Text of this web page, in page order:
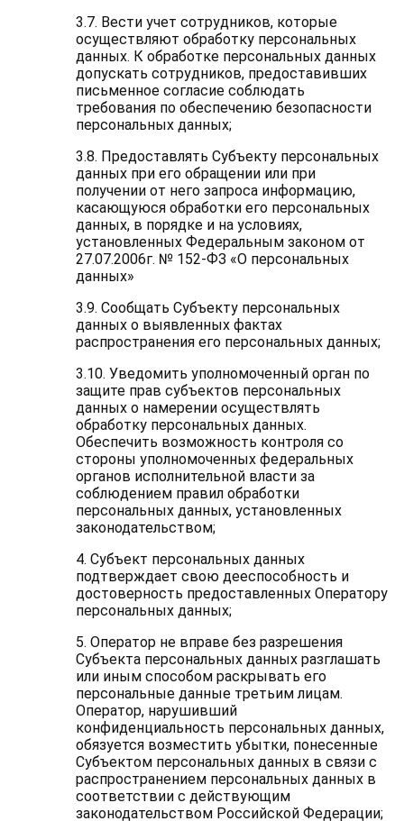
3.7. Вести учет сотрудников, которые
осуществляют обработку персональных
данных. К обработке персональных данных
допускать сотрудников, предоставивших
письменное согласие соблюдать
требования по обеспечению безопасности
персональных данных;
3.8. Предоставлять Субъекту персональных
данных при его обращении или при
получении от него запроса информацию,
касающуюся обработки его персональных
данных, в порядке и на условиях,
установленных Федеральным законом от
27.07.2006г. № 152-ФЗ «О персональных
данных»
3.9. Сообщать Субъекту персональных
данных о выявленных фактах
распространения его персональных данных;
3.10. Уведомить уполномоченный орган по
защите прав субъектов персональных
данных о намерении осуществлять
обработку персональных данных.
Обеспечить возможность контроля со
стороны уполномоченных федеральных
органов исполнительной власти за
соблюдением правил обработки
персональных данных, установленных
законодательством;
4. Субъект персональных данных
подтверждает свою дееспособность и
достоверность предоставленных Оператору
персональных данных;
5. Оператор не вправе без разрешения
Субъекта персональных данных разглашать
или иным способом раскрывать его
персональные данные третьим лицам.
Оператор, нарушивший
конфиденциальность персональных данных,
обязуется возместить убытки, понесенные
Субъектом персональных данных в связи с
распространением персональных данных в
соответствии с действующим
законодательством Российской Федерации;